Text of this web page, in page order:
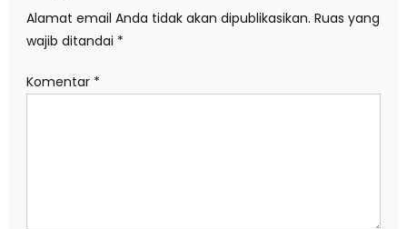
Alamat email Anda tidak akan dipublikasikan. Ruas yang
wajib ditandai *
Komentar *